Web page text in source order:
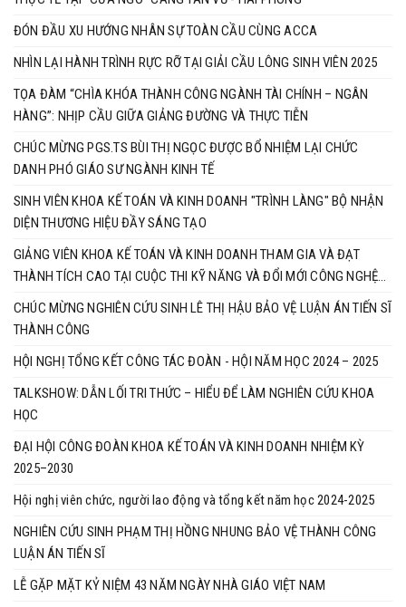
ĐÓN ĐẦU XU HƯỚNG NHÂN SỰ TOÀN CẦU CÙNG ACCA
NHÌN LẠI HÀNH TRÌNH RỰC RỠ TẠI GIẢI CẦU LÔNG SINH VIÊN 2025
TỌA ĐÀM “CHÌA KHÓA THÀNH CÔNG NGÀNH TÀI CHÍNH – NGÂN
HÀNG”: NHỊP CẦU GIỮA GIẢNG ĐƯỜNG VÀ THỰC TIỄN
CHÚC MỪNG PGS.TS BÙI THỊ NGỌC ĐƯỢC BỔ NHIỆM LẠI CHỨC
DANH PHÓ GIÁO SƯ NGÀNH KINH TẾ
SINH VIÊN KHOA KẾ TOÁN VÀ KINH DOANH "TRÌNH LÀNG" BỘ NHẬN
DIỆN THƯƠNG HIỆU ĐẦY SÁNG TẠO
GIẢNG VIÊN KHOA KẾ TOÁN VÀ KINH DOANH THAM GIA VÀ ĐẠT
THÀNH TÍCH CAO TẠI CUỘC THI KỸ NĂNG VÀ ĐỔI MỚI CÔNG NGHỆ
BRICS 2025
CHÚC MỪNG NGHIÊN CỨU SINH LÊ THỊ HẬU BẢO VỆ LUẬN ÁN TIẾN SĨ
THÀNH CÔNG
HỘI NGHỊ TỔNG KẾT CÔNG TÁC ĐOÀN - HỘI NĂM HỌC 2024 – 2025
TALKSHOW: DẪN LỐI TRI THỨC – HIỂU ĐỂ LÀM NGHIÊN CỨU KHOA
HỌC
ĐẠI HỘI CÔNG ĐOÀN KHOA KẾ TOÁN VÀ KINH DOANH NHIỆM KỲ
2025–2030
Hội nghị viên chức, người lao động và tổng kết năm học 2024-2025
NGHIÊN CỨU SINH PHẠM THỊ HỒNG NHUNG BẢO VỆ THÀNH CÔNG
LUẬN ÁN TIẾN SĨ
LỄ GẶP MẶT KỶ NIỆM 43 NĂM NGÀY NHÀ GIÁO VIỆT NAM